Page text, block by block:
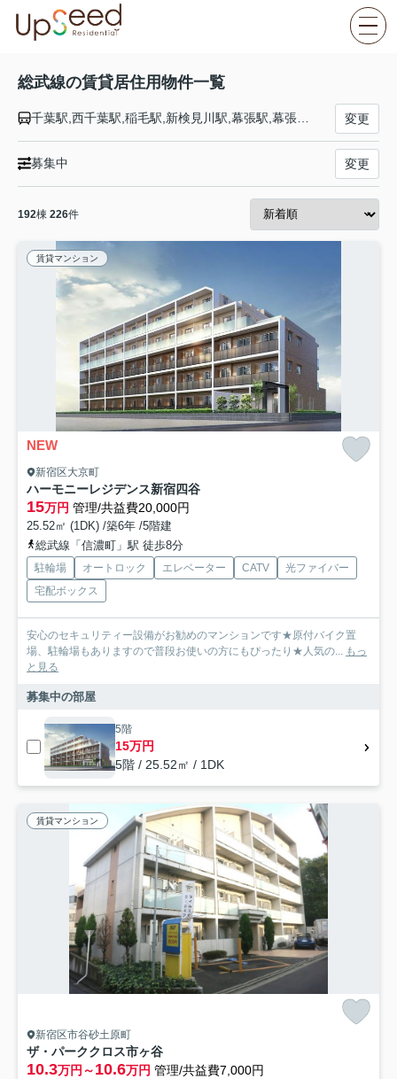
総武線の賃貸居住用物件一覧
千葉駅,西千葉駅,稲毛駅,新検見川駅,幕張駅,幕張本郷駅,津田沼駅,東船橋駅,船橋駅,西船橋駅,下総中山駅,本八幡駅,市川駅,小岩駅,新小岩駅,平井駅,亀戸駅,錦糸町駅,両国駅,浅草橋駅,秋葉原駅,御茶ノ水駅,水道橋駅,飯田橋駅,市ケ谷駅,四ツ谷駅,信濃町駅,千駄ケ谷駅,代々木駅,新宿駅,大久保駅,東中野駅,中野駅,高円寺駅,阿佐ケ谷駅,荻窪駅,西荻窪駅,吉祥寺駅,三鷹駅 変更
募集中 変更
192棟 226件
賃貸マンション
NEW
新宿区大京町
ハーモニーレジデンス新宿四谷
15万円 管理/共益費20,000円
25.52㎡ (1DK) /築6年 /5階建
総武線「信濃町」駅 徒歩8分
駐輪場 オートロック エレベーター CATV
光ファイバー
宅配ボックス
安心のセキュリティー設備がお勧めのマンションです★原付バイク置
場、駐輪場もありますので普段お使いの方にもぴったり★人気の...
もっ
と見る
募集中の部屋
5階
15万円
5階 / 25.52㎡ / 1DK
賃貸マンション
新宿区市谷砂土原町
ザ・パーククロス市ヶ谷
10.3万円～10.6万円 管理/共益費7,000円